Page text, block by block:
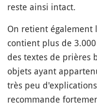
reste ainsi intact.
On retient également
contient plus de
des textes de prières
objets ayant
très peu
recommande